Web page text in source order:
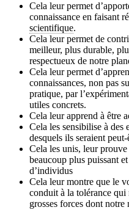
Cela leur permet
connaissance en faisant
scientifique.
Cela leur permet de
meilleur, plus durable,
respectueux de notre
Cela leur permet
connaissances, non pas
pratique, par
utiles concrets.
Cela leur apprend à être
Cela les sensibilise à des
desquels ils seraient peut-
Cela les unis, leur
beaucoup plus puissant
d’individus
Cela leur montre que le
conduit à la tolérance qui
grosses forces dont notre